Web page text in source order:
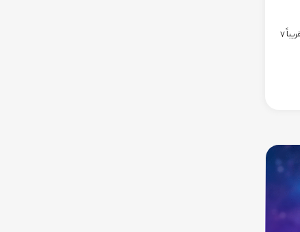
خواهیم داشت. فاصله ظاهری این دو جرم تقریباً 7